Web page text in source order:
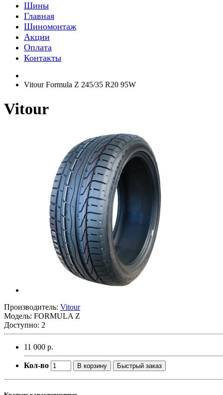
Шины
Главная
Шиномонтаж
Акции
Оплата
Контакты
Vitour Formula Z 245/35 R20 95W
Vitour
Производитель: Vitour
Модель: FORMULA Z
Доступно: 2
11 000 р.
Кол-во В корзину Быстрый заказ